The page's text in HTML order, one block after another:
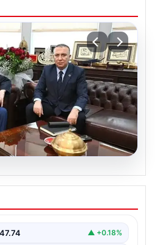
imza atmayan tek
paylaşım
47.74 ▲ +0.18%